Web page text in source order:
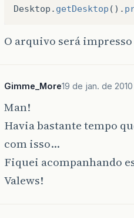
Desktop . getDesktop ().
O arquivo será
Gimme_More19 de jan. de 2010
Man!
Havia bastante tempo
com isso…
Fiquei acompanhando
Valews!